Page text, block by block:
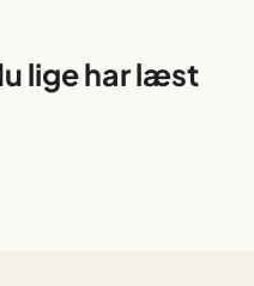
lige har læst